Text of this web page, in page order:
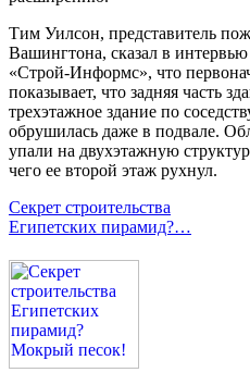
Тим Уилсон, представитель
Вашингтона, сказал в
«Строй-Информс», что
показывает, что задняя часть
трехэтажное здание по
обрушилась даже в подвале.
упали на двухэтажную
чего ее второй этаж рухнул.
Секрет строительства
Египетских пирамид?…